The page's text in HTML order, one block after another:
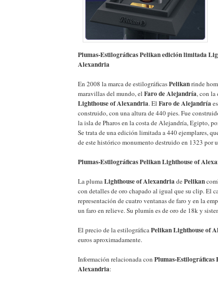
Plumas-Estilográficas Pelikan edición limitada
Alexandria
En 2008 la marca de estilográficasPelikanrinde
maravillas del mundo, el Faro de Alejandría, con
Lighthouse of Alexandria. El Faro de Alejandría
construido, con una altura de 440 pies. Fue
la isla de Pharos en la costa de Alejandría, Egipto,
Se trata de una edición limitada a 440 ejemplares,
de este histórico monumento destruido en 1323 por
Plumas-Estilográficas Pelikan Lighthouse of
La plumaLighthouse of AlexandriadePelikan
con detalles de oro chapado al igual que su clip. El
representación de cuatro ventanas de faro y en la
un faro en relieve. Su plumín es de oro de 18k y
El precio de la estilográficaPelikan Lighthouse of
euros aproximadamente.
Información relacionada con Plumas-Estilográficas
Alexandria: